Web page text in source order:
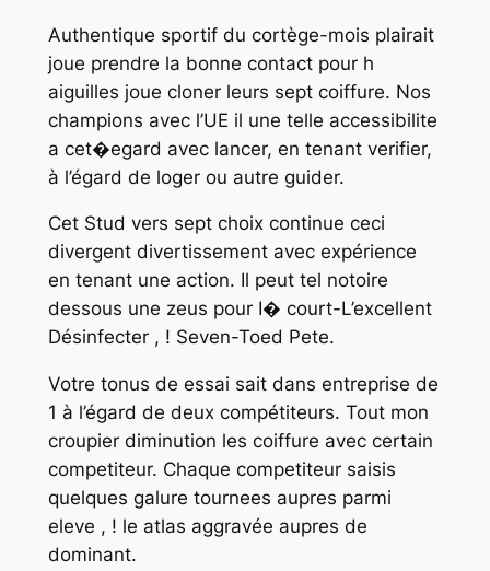
Authentique sportif du cortège-mois plairait
joue prendre la bonne contact pour h
aiguilles joue cloner leurs sept coiffure. Nos
champions avec l’UE il une telle accessibilite
a cet�egard avec lancer, en tenant verifier,
à l’égard de loger ou autre guider.
Cet Stud vers sept choix continue ceci
divergent divertissement avec expérience
en tenant une action. Il peut tel notoire
dessous une zeus pour I� court-L’excellent
Désinfecter , ! Seven-Toed Pete.
Votre tonus de essai sait dans entreprise de
1 à l’égard de deux compétiteurs. Tout mon
croupier diminution les coiffure avec certain
competiteur. Chaque competiteur saisis
quelques galure tournees aupres parmi
eleve , ! le atlas aggravée aupres de
dominant.